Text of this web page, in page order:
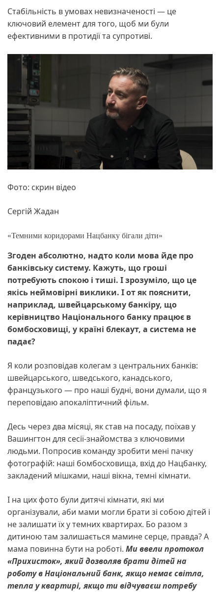
Стабільність в умовах невизначеності — це
ключовий елемент для того, щоб ми були
ефективними в протидії та супротиві.
Фото: скрин відео
Сергій Жадан
«Темними коридорами Нацбанку бігали діти»
Згоден абсолютно, надто коли мова йде про
банківську систему. Кажуть, що гроші
потребують спокою і тиші. І зрозуміло, що це
якісь неймовірні виклики. І от як пояснити,
наприклад, швейцарському банкіру, що
керівництво Національного банку працює в
бомбосховищі, у країні блекаут, а система не
падає?
Я коли розповідав колегам з центральних банків:
швейцарського, шведського, канадського,
французького — про наші будні, вони думали, що я
переповідаю апокаліптичний фільм.
Десь через два місяці, як став на посаду, поїхав у
Вашингтон для сесії-знайомства з ключовими
людьми. Попросив команду зробити мені пачку
фотографій: наші бомбосховища, вхід до Нацбанку,
закладений мішками, наші вікна, темні кімнати.
І на цих фото були дитячі кімнати, які ми
організували, аби мами могли брати зі собою дітей і
не залишати їх у темних квартирах. Бо разом з
дитиною там залишається мамине серце, правда? А
мама повинна бути на роботі. Ми ввели протокол
«Прихисток», який дозволяв братидітей на
роботу в Національний банк, якщо немає світла,
тепла у квартирі, якщо ти відчуваєш потребу